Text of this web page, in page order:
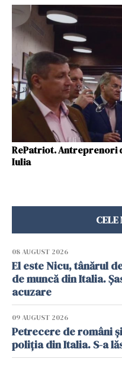
RePatriot. Antreprenori
Iulia
08 AUGUST 2026
El este Nicu, tânărul
de muncă din Italia.
acuzare
09 AUGUST 2026
Petrecere de români
poliția din Italia. S-a